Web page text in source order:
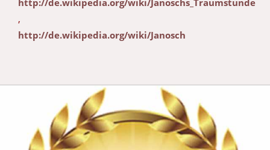
http://de.wikipedia.org/wiki/Janoschs_Traumstunde
,
http://de.wikipedia.org/wiki/Janosch